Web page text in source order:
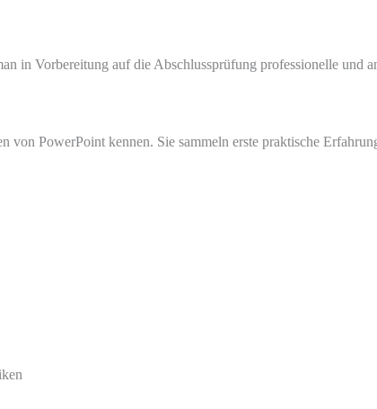
in Vorbereitung auf die Abschlussprüfung professionelle und
PowerPoint kennen. Sie sammeln erste praktische